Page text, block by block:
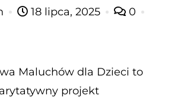
18 lipca, 2025 0
Maluchów dla Dzieci to
projekt